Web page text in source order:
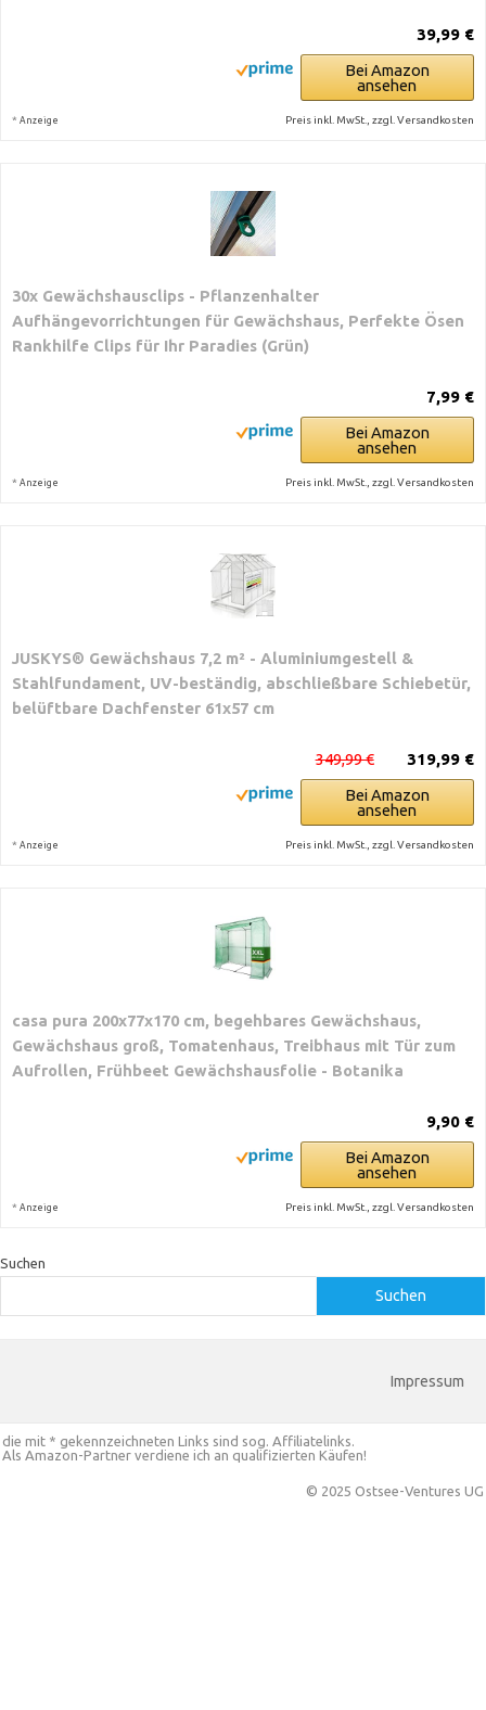
39,99 €
Bei Amazon
ansehen
* Anzeige Preis inkl. MwSt., zzgl. Versandkosten
30x Gewächshausclips - Pflanzenhalter
Aufhängevorrichtungen für Gewächshaus, Perfekte Ösen
Rankhilfe Clips für Ihr Paradies (Grün)
7,99 €
Bei Amazon
ansehen
* Anzeige Preis inkl. MwSt., zzgl. Versandkosten
JUSKYS® Gewächshaus 7,2 m² - Aluminiumgestell &
Stahlfundament, UV-beständig, abschließbare Schiebetür,
belüftbare Dachfenster 61x57 cm
319,99 €
349,99 €
Bei Amazon
ansehen
* Anzeige Preis inkl. MwSt., zzgl. Versandkosten
casa pura 200x77x170 cm, begehbares Gewächshaus,
Gewächshaus groß, Tomatenhaus, Treibhaus mit Tür zum
Aufrollen, Frühbeet Gewächshausfolie - Botanika
9,90 €
Bei Amazon
ansehen
* Anzeige Preis inkl. MwSt., zzgl. Versandkosten
Suchen
Suchen
Impressum
die mit * gekennzeichneten Links sind sog. Affiliatelinks.
Als Amazon-Partner verdiene ich an qualifizierten Käufen!
© 2025 Ostsee-Ventures UG